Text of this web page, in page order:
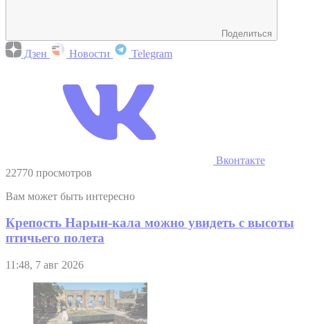
Поделиться
Дзен Новости Telegram
Вконтакте
22770 просмотров
Вам может быть интересно
Крепость Нарын-кала можно увидеть с высоты
птичьего полета
11:48, 7 авг 2026